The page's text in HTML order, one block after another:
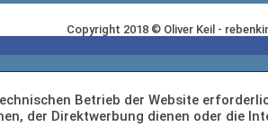
Copyright 2018 © Oliver Keil -
Betrieb der Website
der Direktwerbung dienen oder die